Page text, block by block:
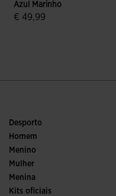
Azul Marinho
€ 49,99
Desporto
Corrida
Futebol
Padel
Trail Running
Homem
Calcado Homem
Desporto
Menino
Ver todas as roupas para meninos
Mulher
Calcado Mulher
Desporto
Menina
Ver todas as roupas para meninas
Kits oficiais